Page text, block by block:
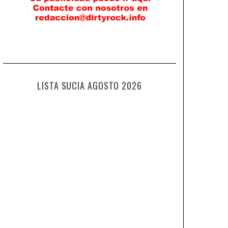
LISTA SUCIA AGOSTO 2026